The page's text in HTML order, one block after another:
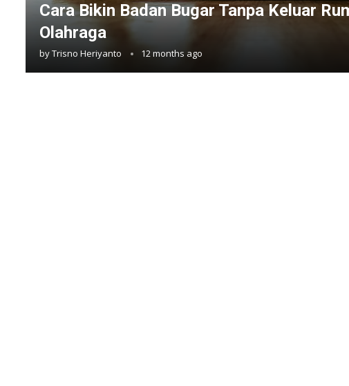
Cara Bikin Badan Bugar Tanpa Keluar
Olahraga
byTrisno Heriyanto 12 months ago